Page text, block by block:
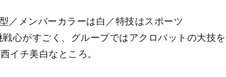
／メンバーカラーは白／特技はスポーツ
戦心がすごく、グループではアクロバットの大技を
イチ美白なところ。